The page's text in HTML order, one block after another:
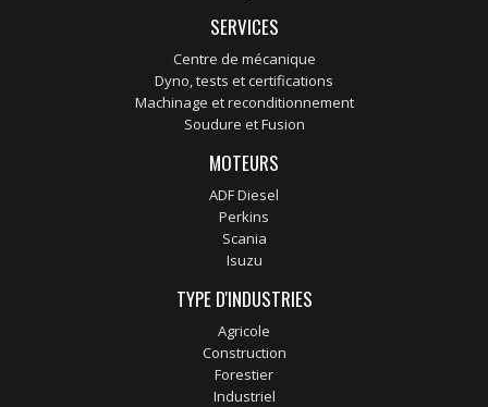
SERVICES
Centre de mécanique
Dyno, tests et certifications
Machinage et reconditionnement
Soudure et Fusion
MOTEURS
ADF Diesel
Perkins
Scania
Isuzu
TYPE D'INDUSTRIES
Agricole
Construction
Forestier
Industriel